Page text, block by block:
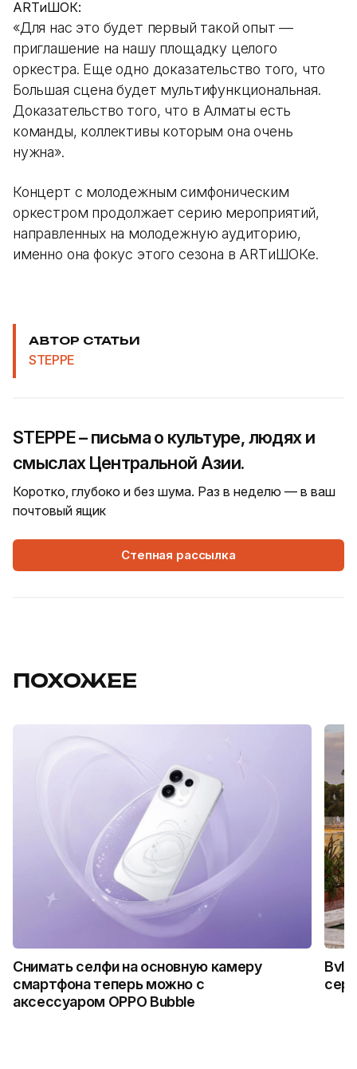
ARTиШОК:
«Для нас это будет первый такой опыт —
приглашение на нашу площадку целого
оркестра. Еще одно доказательство того, что
Большая сцена будет мультифункциональная.
Доказательство того, что в Алматы есть
команды, коллективы которым она очень
нужна».
Концерт с молодежным симфоническим
оркестром продолжает серию мероприятий,
направленных на молодежную аудиторию,
именно она фокус этого сезона в АRTиШОКе.
АВТОР СТАТЬИ
STEPPE
STEPPE – письма о культуре, людях и
смыслах Центральной Азии.
Коротко, глубоко и без шума. Раз в неделю — в ваш
почтовый ящик
Степная рассылка
ПОХОЖЕЕ
Снимать селфи на основную камеру
смартфона теперь можно с
аксессуаром OPPO Bubble